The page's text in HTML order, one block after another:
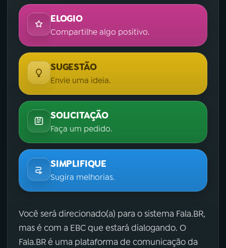
ELOGIO
Compartilhe algo positivo.
SUGESTÃO
Envie uma ideia.
SOLICITAÇÃO
Faça um pedido.
SIMPLIFIQUE
Sugira melhorias.
Você será direcionado(a) para o sistema Fala.BR,
mas é com a EBC que estará dialogando. O
Fala.BR é uma plataforma de comunicação da